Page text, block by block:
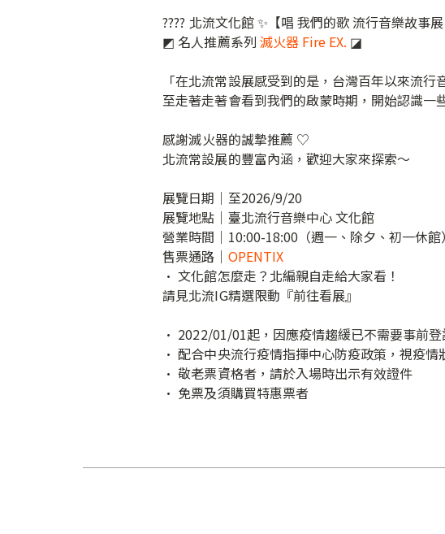
???? 北流文化館 ✨【唱 我們的歌 流行音樂故事
◩ 名人推薦系列 滅火器 Fire EX. ⁣ ◪⁣
「在北流常設展感受到的是，台灣百年以來流
至走著走著會看到我們的啟蒙時期，開始認識一
⁣⁣感謝滅火器的誠摯推薦 ♡ ⁣⁣⁣
北流常設展的豐富內涵，歡迎大家來探索～⁣⁣⁣⁣
展覽日期｜至2026/9/20⁣⁣⁣⁣⁣⁣⁣⁣⁣⁣⁣⁣⁣
展覽地點｜臺北流行音樂中心 文化館⁣⁣⁣⁣⁣⁣⁣⁣⁣⁣⁣⁣⁣
營業時間｜10:00-18:00（週一、除夕、初一休館⁣）⁣⁣⁣⁣⁣⁣⁣⁣⁣⁣⁣⁣⁣
售票通路｜ OPENTIX
• 文化館怎麼走？北編親自走給大家看！⁣⁣⁣⁣⁣⁣⁣⁣⁣⁣
請見北流IG精選限動『前往看展』⁣⁣
• 2022/01/01起，因應疫情趨緩已不需要事前登
• 配合中央流行疫情指揮中心防疫政策，視疫
• 敬老票資格者，請於入場時出示有效證件⁣⁣⁣⁣⁣
• 免票及須購買特惠票者